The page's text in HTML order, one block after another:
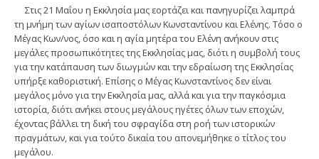
Στις 21 Μαΐου η Εκκλησία μας εορτάζει και πανηγυρίζει λαμπρά
τη μνήμη των αγίων ισαποστόλων Κωνσταντίνου και Ελένης. Τόσο ο
Μέγας Κων/νος, όσο και η αγία μητέρα του Ελένη ανήκουν στις
μεγάλες προσωπικότητες της Εκκλησίας μας, διότι η συμβολή τους
για την κατάπαυση των διωγμών και την εδραίωση της Εκκλησίας
υπήρξε καθοριστική. Επίσης ο Μέγας Κωνσταντίνος δεν είναι
μεγάλος μόνο για την Εκκλησία μας, αλλά και για την παγκόσμια
ιστορία, διότι ανήκει στους μεγάλους ηγέτες όλων των εποχών,
έχοντας βάλλει τη δική του σφραγίδα στη ροή των ιστορικών
πραγμάτων, και για τούτο δικαία του απονεμήθηκε ο τίτλος του
μεγάλου.